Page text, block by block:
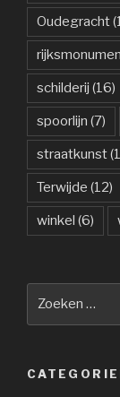
Oudegracht
schilderij (16)
spoorlijn (7)
straatkunst
Terwijde (12)
winkel (6)